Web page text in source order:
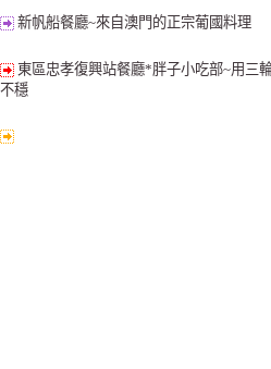
新帆船餐廳~來自澳門的正宗葡國料理
東區忠孝復興站餐廳*胖子小吃部~用三
不穩